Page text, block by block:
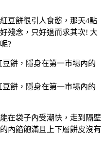
豆餅很引人食慾，那天4點
殘念，只好退而求其次! 大
?
在袋子內受潮快，走到隔壁
內餡飽滿且上下層餅皮沒有